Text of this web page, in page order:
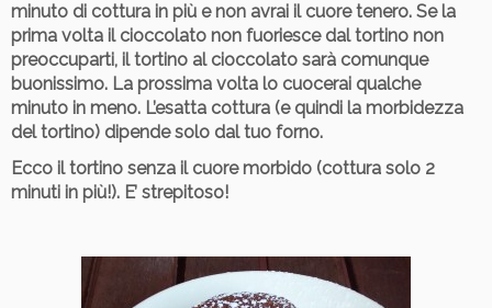
minuto di cottura in più e non avrai il cuore tenero. Se la
prima volta il cioccolato non fuoriesce dal tortino non
preoccuparti, il tortino al cioccolato sarà comunque
buonissimo. La prossima volta lo cuocerai qualche
minuto in meno. L’esatta cottura (e quindi la morbidezza
del tortino) dipende solo dal tuo forno.
Ecco il tortino senza il cuore morbido (cottura solo 2
minuti in più!). E’ strepitoso!